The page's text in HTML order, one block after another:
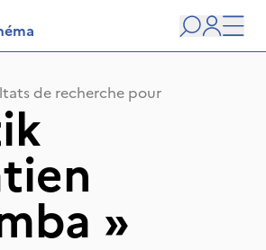
user
de recherche pour
»